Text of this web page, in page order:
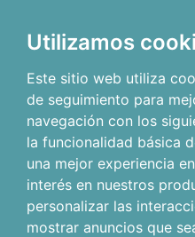
Utilizamos
Este sitio web utiliza
de seguimiento para
navegación con los
la funcionalidad básica
una mejor experiencia
interés en nuestros
personalizar las
mostrar anuncios que